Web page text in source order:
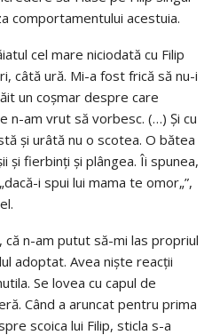
comportamentului acestuia.
cel mare niciodată cu Filip
câtă ură. Mi-a fost frică să nu-i
un coșmar despre care
n-am vrut să vorbesc. (…) Și cu
și urâtă nu o scotea. O bătea
și fierbinți și plângea. Îi spunea,
i spui lui mama te omor„”,
n-am putut să-mi las propriul
adoptat. Avea niște reacții
Se lovea cu capul de
Când a aruncat pentru prima
scoica lui Filip, sticla s-a